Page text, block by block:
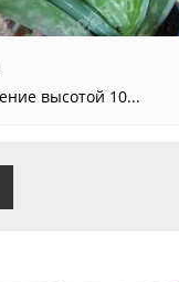
высотой 10...